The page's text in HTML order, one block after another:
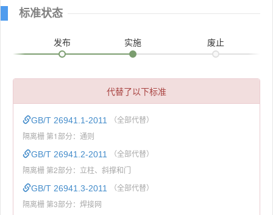
标准状态
发布 实施 废止
代替了以下标准
GB/T 26941.1-2011 （全部代替）
隔离栅 第1部分：通则
GB/T 26941.2-2011 （全部代替）
隔离栅 第2部分：立柱、斜撑和门
GB/T 26941.3-2011 （全部代替）
隔离栅 第3部分：焊接网